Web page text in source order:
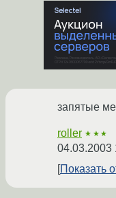
запятые
roller ★★★
04.03.2003
Показать